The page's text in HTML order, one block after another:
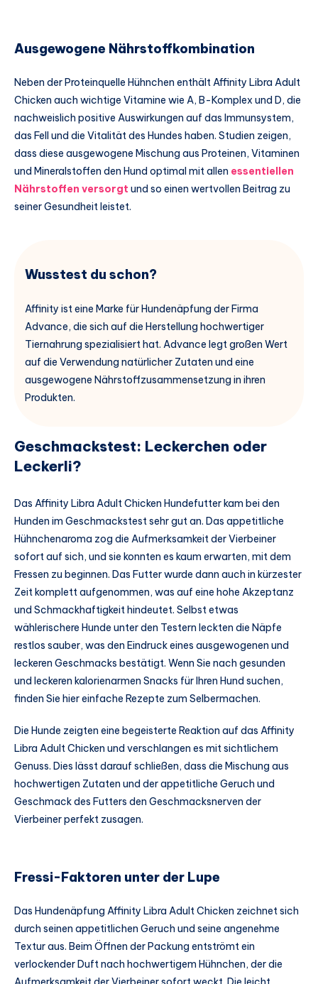
Ausgewogene Nährstoffkombination
Neben der Proteinquelle Hühnchen enthält Affinity Libra Adult
Chicken auch wichtige Vitamine wie A, B-Komplex und D, die
nachweislich positive Auswirkungen auf das Immunsystem,
das Fell und die Vitalität des Hundes haben. Studien zeigen,
dass diese ausgewogene Mischung aus Proteinen, Vitaminen
und Mineralstoffen den Hund optimal mit allen essentiellen
Nährstoffen versorgt und so einen wertvollen Beitrag zu
seiner Gesundheit leistet.
Wusstest du schon?
Affinity ist eine Marke für Hundenäpfung der Firma
Advance, die sich auf die Herstellung hochwertiger
Tiernahrung spezialisiert hat. Advance legt großen Wert
auf die Verwendung natürlicher Zutaten und eine
ausgewogene Nährstoffzusammensetzung in ihren
Produkten.
Geschmackstest: Leckerchen oder
Leckerli?
Das Affinity Libra Adult Chicken Hundefutter kam bei den
Hunden im Geschmackstest sehr gut an. Das appetitliche
Hühnchenaroma zog die Aufmerksamkeit der Vierbeiner
sofort auf sich, und sie konnten es kaum erwarten, mit dem
Fressen zu beginnen. Das Futter wurde dann auch in kürzester
Zeit komplett aufgenommen, was auf eine hohe Akzeptanz
und Schmackhaftigkeit hindeutet. Selbst etwas
wählerischere Hunde unter den Testern leckten die Näpfe
restlos sauber, was den Eindruck eines ausgewogenen und
leckeren Geschmacks bestätigt. Wenn Sie nach gesunden
und leckeren kalorienarmen Snacks für Ihren Hund suchen,
finden Sie hier einfache Rezepte zum Selbermachen.
Die Hunde zeigten eine begeisterte Reaktion auf das Affinity
Libra Adult Chicken und verschlangen es mit sichtlichem
Genuss. Dies lässt darauf schließen, dass die Mischung aus
hochwertigen Zutaten und der appetitliche Geruch und
Geschmack des Futters den Geschmacksnerven der
Vierbeiner perfekt zusagen.
Fressi-Faktoren unter der Lupe
Das Hundenäpfung Affinity Libra Adult Chicken zeichnet sich
durch seinen appetitlichen Geruch und seine angenehme
Textur aus. Beim Öffnen der Packung entströmt ein
verlockender Duft nach hochwertigem Hühnchen, der die